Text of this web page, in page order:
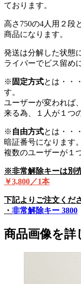
ております。
高さ750の4人用２段
商品になります。
発送は分解した状態
ライバーでビス留め
※ 固定方式とは・・
す。
ユーザーが変われば
来る為、１人が１つ
※ 自由方式とは・・
暗証番号になります。
複数のユーザーが１
※非常解除キーは別
￥3,800／1本
下記よりご注文くだ
・ 非常解除キー 3800
商品画像を詳